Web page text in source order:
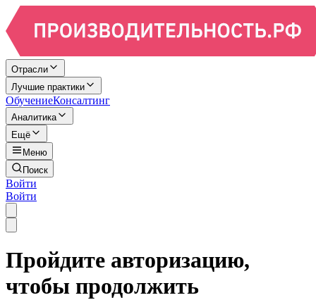
Отрасли
Лучшие практики
ОбучениеКонсалтинг
Аналитика
Ещё
Меню
Поиск
Войти
Войти
Пройдите авторизацию,
чтобы продолжить